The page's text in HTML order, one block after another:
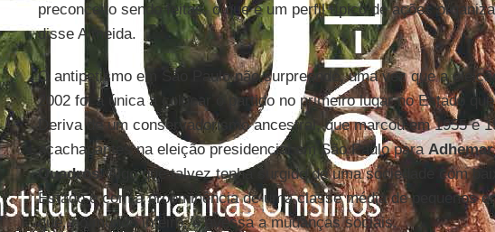
preconceito sendo feitas, o que é um perfil típico de ações
disse Almeida.
O antipetismo em São Paulo não surpreende, uma vez que a
2002 foi a única a colocar o partido no primeiro lugar no Estado
Deriva de um conservadorismo ancestral, que marcou em 1955 e
acachapantes na eleição presidencial em São Paulo para
Quadros. Algo que talvez tenha surgido de uma sociedade com
Estado e com a proeminência de uma classe média de pequenos
que, no mundo inteiro, é avessa a mudanças sociais.